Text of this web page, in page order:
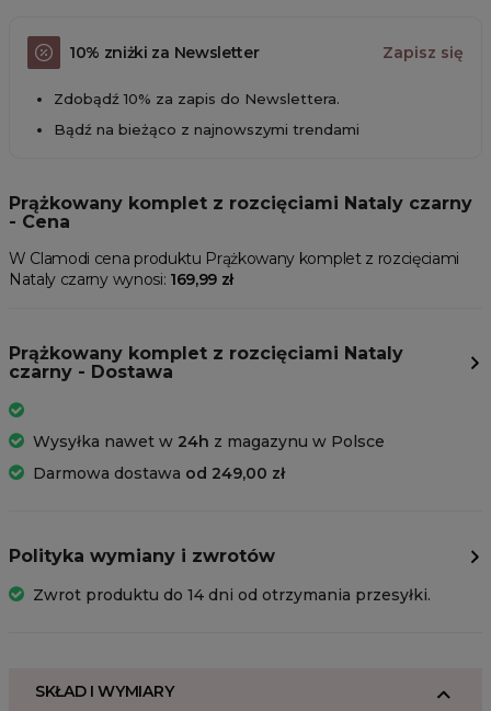
10% zniżki za Newsletter Zapisz się
Zdobądź 10% za zapis do Newslettera.
Bądź na bieżąco z najnowszymi trendami
Prążkowany komplet z rozcięciami Nataly czarny
- Cena
W Clamodi cena produktu Prążkowany komplet z rozcięciami
Nataly czarny wynosi: 169,99 zł
Prążkowany komplet z rozcięciami Nataly
czarny - Dostawa
Wysyłka nawet w 24h z magazynu w Polsce
Darmowa dostawa od 249,00 zł
Polityka wymiany i zwrotów
Zwrot produktu do 14 dni od otrzymania przesyłki.
SKŁAD I WYMIARY